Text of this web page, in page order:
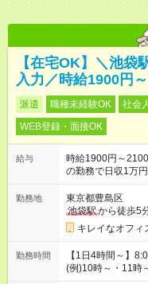
【在宅OK】＼池袋
入力／時給1900円
派遣 職種未経験OK 社会
WEB登録・面接OK
給与
時給1900円～
の勤務で日収1万
勤務地
東京都豊島区
池袋駅から徒歩5
キレイなオフィ
勤務時間
【1日4時間～】
(例)10時～・11時